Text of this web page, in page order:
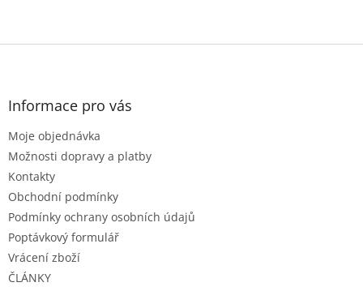
Z
Informace pro vás
Moje objednávka
Možnosti dopravy a platby
Kontakty
Obchodní podmínky
Podmínky ochrany osobních údajů
Poptávkový formulář
Vrácení zboží
ČLÁNKY